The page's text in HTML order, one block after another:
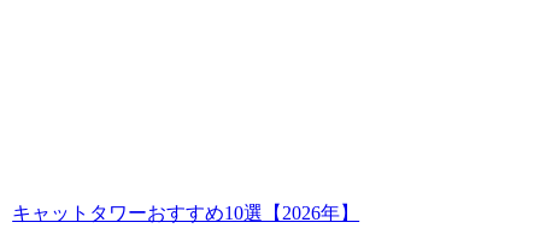
キャットタワーおすすめ10選【2026年】